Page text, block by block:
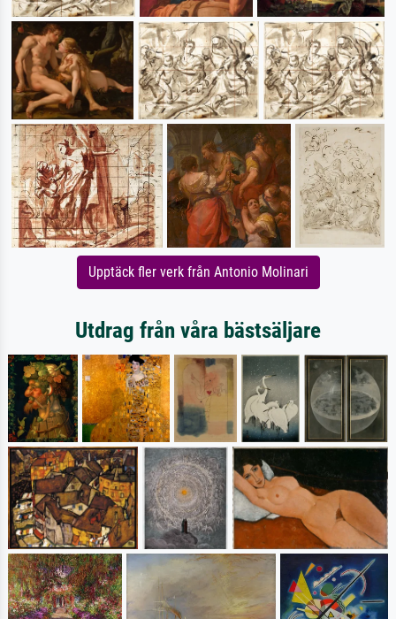
Upptäck fler verk från Antonio Molinari
Utdrag från våra bästsäljare